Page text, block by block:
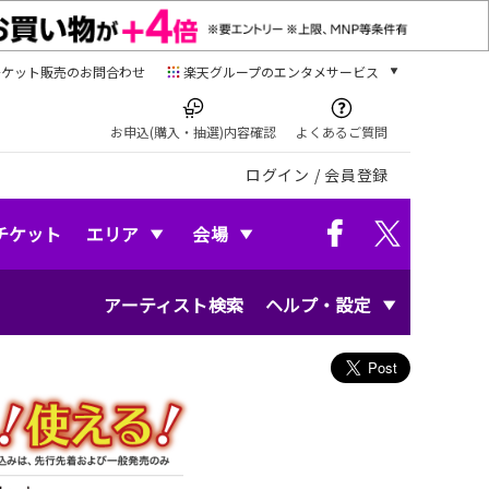
ット販売のお問合わせ 楽天グループのエンタメサービス
本/ゲーム/CD/DVD
楽天ブックス
電子書籍
楽天Kobo
音楽配信
お申込(購入・抽選)内容確認 よくあるご質問
ログイン / 会員登録
ケット エリア 会場
アーティスト検索 ヘルプ・設定